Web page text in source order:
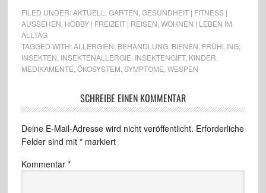
FILED UNDER:AKTUELL GARTEN GESUNDHEIT | FITNESS |
AUSSEHEN HOBBY | FREIZEIT | REISEN WOHNEN | LEBEN IM
ALLTAG
TAGGED WITH:ALLERGIEN BEHANDLUNG, BIENEN FRÜHLING,
INSEKTEN INSEKTENALLERGIE INSEKTENGIFT, KINDER
MEDIKAMENTE ÖKOSYSTEM SYMPTOME WESPEN
SCHREIBE EINEN KOMMENTAR
Deine E-Mail-Adresse wird nicht veröffentlicht. Erforderliche
Felder sind mit *markiert
Kommentar *